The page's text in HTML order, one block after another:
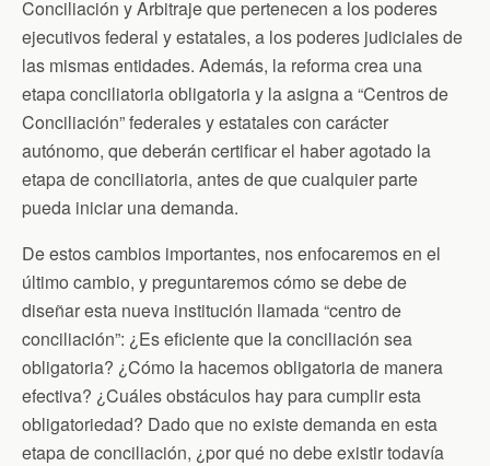
Conciliación y Arbitraje que pertenecen a los poderes
ejecutivos federal y estatales, a los poderes judiciales de
las mismas entidades. Además, la reforma crea una
etapa conciliatoria obligatoria y la asigna a “Centros de
Conciliación” federales y estatales con carácter
autónomo, que deberán certificar el haber agotado la
etapa de conciliatoria, antes de que cualquier parte
pueda iniciar una demanda.
De estos cambios importantes, nos enfocaremos en el
último cambio, y preguntaremos cómo se debe de
diseñar esta nueva institución llamada “centro de
conciliación”: ¿Es eficiente que la conciliación sea
obligatoria? ¿Cómo la hacemos obligatoria de manera
efectiva? ¿Cuáles obstáculos hay para cumplir esta
obligatoriedad? Dado que no existe demanda en esta
etapa de conciliación, ¿por qué no debe existir todavía